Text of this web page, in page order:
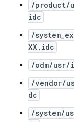
/product/
idc
/
XX.idc
/odm/usr/
/vendor/
dc
/system/